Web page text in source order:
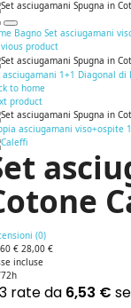
Bagno Set asciugamani
product
asciugamani 1+1 Diagonal di
to home
product
asciugamani viso+ospite
(0)
€ 28,00 €
incluse